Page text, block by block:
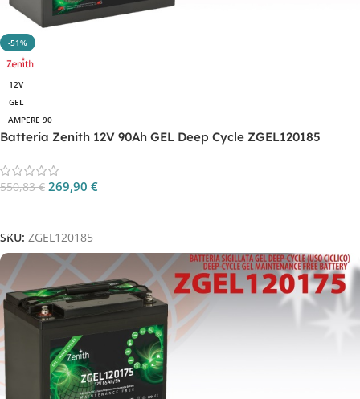
-51%
12V
GEL
AMPERE 90
Batteria Zenith 12V 90Ah GEL Deep Cycle ZGEL120185
550,83€ 269,90 €
SKU: ZGEL120185